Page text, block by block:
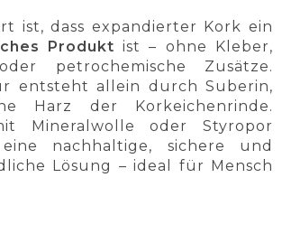
ist, dass expandierter Kork ein
Produkt ist – ohne Kleber,
petrochemische Zusätze.
entsteht allein durch Suberin,
Harz der Korkeichenrinde.
Mineralwolle oder Styropor
nachhaltige, sichere und
Lösung – ideal für Mensch